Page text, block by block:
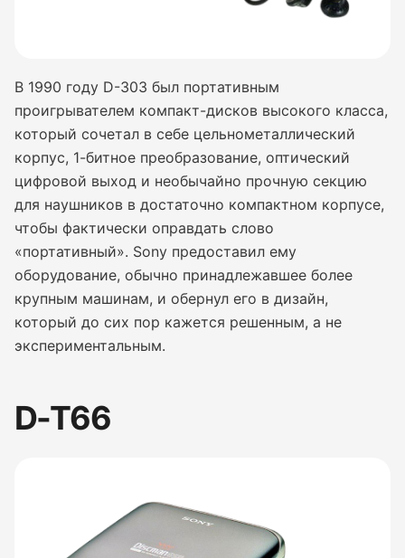
В 1990 году D-303 был портативным
проигрывателем компакт-дисков высокого класса,
который сочетал в себе цельнометаллический
корпус, 1-битное преобразование, оптический
цифровой выход и необычайно прочную секцию
для наушников в достаточно компактном корпусе,
чтобы фактически оправдать слово
«портативный». Sony предоставил ему
оборудование, обычно принадлежавшее более
крупным машинам, и обернул его в дизайн,
который до сих пор кажется решенным, а не
экспериментальным.
D-T66